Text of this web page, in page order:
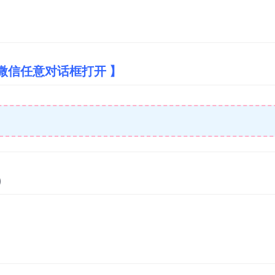
任意对话框打开 】